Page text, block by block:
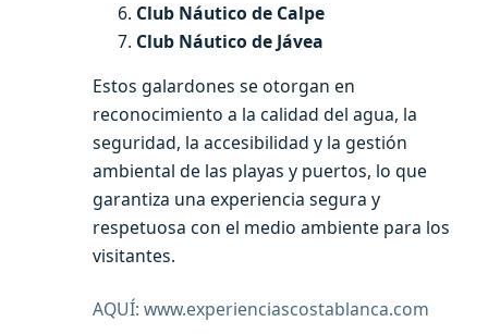
Club Náutico de Calpe
Club Náutico de Jávea
Estos galardones se otorgan en
reconocimiento a la calidad del agua, la
seguridad, la accesibilidad y la gestión
ambiental de las playas y puertos, lo que
garantiza una experiencia segura y
respetuosa con el medio ambiente para los
visitantes.
AQUÍ: www.experienciascostablanca.com